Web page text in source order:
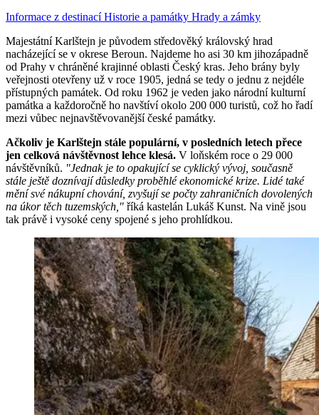
Informace z destinacíHistorie a památky Hrady a zámky
Majestátní Karlštejn je původem středověký královský hrad
nacházející se v okrese Beroun. Najdeme ho asi 30 km jihozápadně
od Prahy v chráněné krajinné oblasti Český kras. Jeho brány byly
veřejnosti otevřeny už v roce 1905, jedná se tedy o jednu z nejdéle
přístupných památek. Od roku 1962 je veden jako národní kulturní
památka a každoročně ho navštíví okolo 200 000 turistů, což ho řadí
mezi vůbec nejnavštěvovanější české památky.
Ačkoliv je Karlštejn stále populární, v posledních letech přece
jen celková návštěvnost lehce klesá. V loňském roce o 29 000
návštěvníků. "Jednak je to opakující se cyklický vývoj, současně
stále ještě doznívají důsledky proběhlé ekonomické krize. Lidé také
mění své nákupní chování, zvyšují se počty zahraničních dovolených
na úkor těch tuzemských," říká kastelán Lukáš Kunst. Na vině jsou
tak právě i vysoké ceny spojené s jeho prohlídkou.